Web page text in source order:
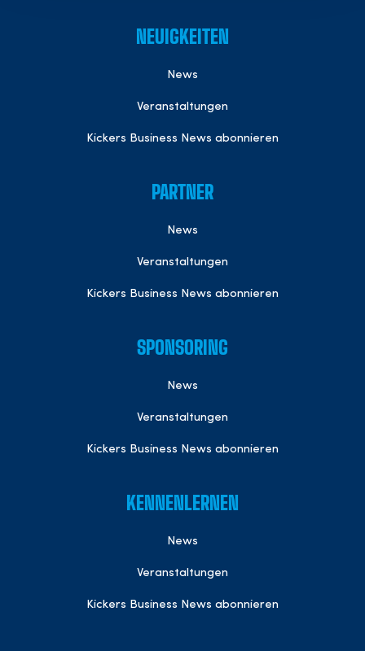
NEUIGKEITEN
News
Veranstaltungen
Kickers Business News abonnieren
PARTNER
News
Veranstaltungen
Kickers Business News abonnieren
SPONSORING
News
Veranstaltungen
Kickers Business News abonnieren
KENNENLERNEN
News
Veranstaltungen
Kickers Business News abonnieren